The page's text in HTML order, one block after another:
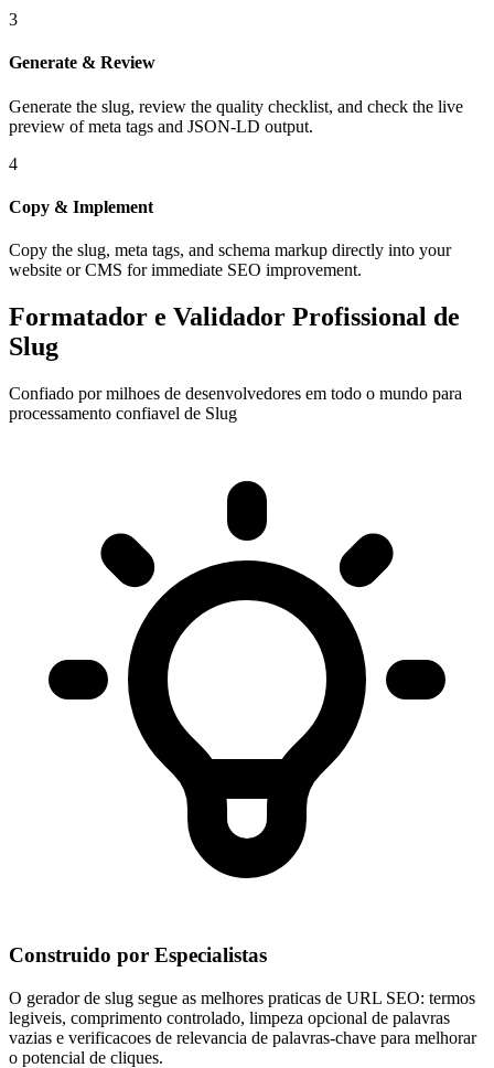
3
Generate & Review
Generate the slug, review the quality checklist, and check the live
preview of meta tags and JSON-LD output.
4
Copy & Implement
Copy the slug, meta tags, and schema markup directly into your
website or CMS for immediate SEO improvement.
Formatador e Validador Profissional de
Slug
Confiado por milhoes de desenvolvedores em todo o mundo para
processamento confiavel de Slug
Construido por Especialistas
O gerador de slug segue as melhores praticas de URL SEO: termos
legiveis, comprimento controlado, limpeza opcional de palavras
vazias e verificacoes de relevancia de palavras-chave para melhorar
o potencial de cliques.